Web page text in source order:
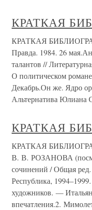
КРАТКАЯ
КРАТКАЯ
Правда. 1984. 26
талантов //
О политическом
Декабрь.Он же. Ядро
Альтернатива Юлиана
КРАТКАЯ
КРАТКАЯ
В. В. РОЗАНОВА
сочинений / Общая
Республика,
художников. —
впечатления.2.